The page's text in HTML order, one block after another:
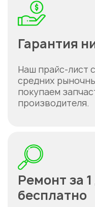
Гарантия
Наш прайс-лист
средних
покупаем
производителя.
Ремонт за
бесплатно